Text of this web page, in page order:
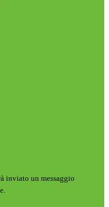
inviato un messaggio